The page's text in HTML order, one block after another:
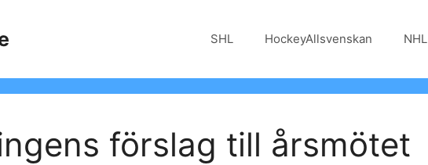
SHL HockeyAllsvenskan NHL
förslag till årsmötet